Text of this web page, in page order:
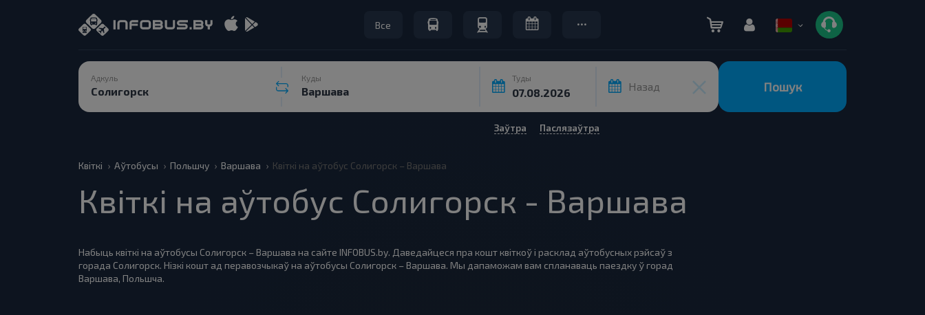
Все
Адкуль Куды Туды
Назад Пошук
Заўтра Паслязаўтра
Квіткі Аўтобусы Польшчу Варшава Квіткі на аўтобус Солигорск – Варшава
Квіткі на аўтобус Солигорск - Варшава
Набыць квіткі на аўтобусы Солигорск – Варшава на сайте INFOBUS.by. Даведайцеся пра кошт квіткоў і расклад аўтобусных рэйсаў з
горада Солигорск. Нізкі кошт ад перавозчыкаў на аўтобусы Солигорск – Варшава. Мы дапаможам вам спланаваць паездку ў горад
Варшава, Польшча.